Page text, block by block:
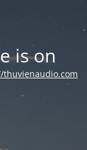
is on
thuvienaudio.com